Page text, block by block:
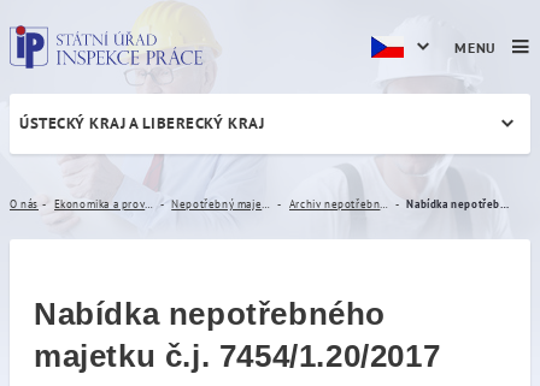
Nabídka nepotřebného
ÚSTECKÝ KRAJ A LIBERECKÝ KRAJ
O nás
Nabídka nepotřebného
majetku č.j. 7454/1.20/2017
MENU